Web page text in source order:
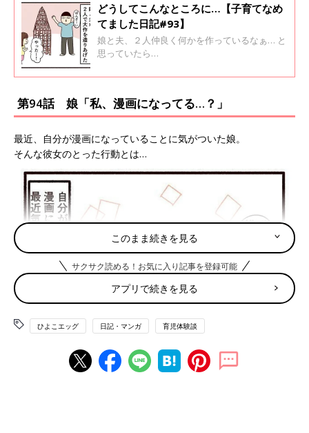
どうしてこんなところに…【子育てなめ
てました日記#93】
娘と夫、２人仲良く何かを作っているなぁ… と
思っていたら…
第94話 娘「私、漫画になってる…？」
最近、自分が漫画になっていることに気がついた娘。
そんな彼女のとった行動とは…
このまま続きを見る
サクサク読める！お気に入り記事を登録可能
アプリで続きを見る
ひよこエッグ 日記・マンガ 育児体験談